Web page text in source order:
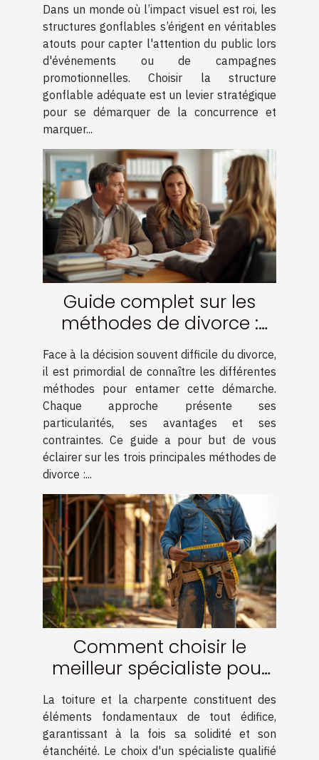
votre visibilité
Dans un monde où l’impact visuel est roi, les
structures gonflables s’érigent en véritables
atouts pour capter l'attention du public lors
d'événements ou de campagnes
promotionnelles. Choisir la structure
gonflable adéquate est un levier stratégique
pour se démarquer de la concurrence et
marquer...
Guide complet sur les
méthodes de divorce :
amiable, médiation et
contentieux
Face à la décision souvent difficile du divorce,
il est primordial de connaître les différentes
méthodes pour entamer cette démarche.
Chaque approche présente ses
particularités, ses avantages et ses
contraintes. Ce guide a pour but de vous
éclairer sur les trois principales méthodes de
divorce :...
Comment choisir le
meilleur spécialiste pour
votre charpente et
couverture
La toiture et la charpente constituent des
éléments fondamentaux de tout édifice,
garantissant à la fois sa solidité et son
étanchéité. Le choix d'un spécialiste qualifié